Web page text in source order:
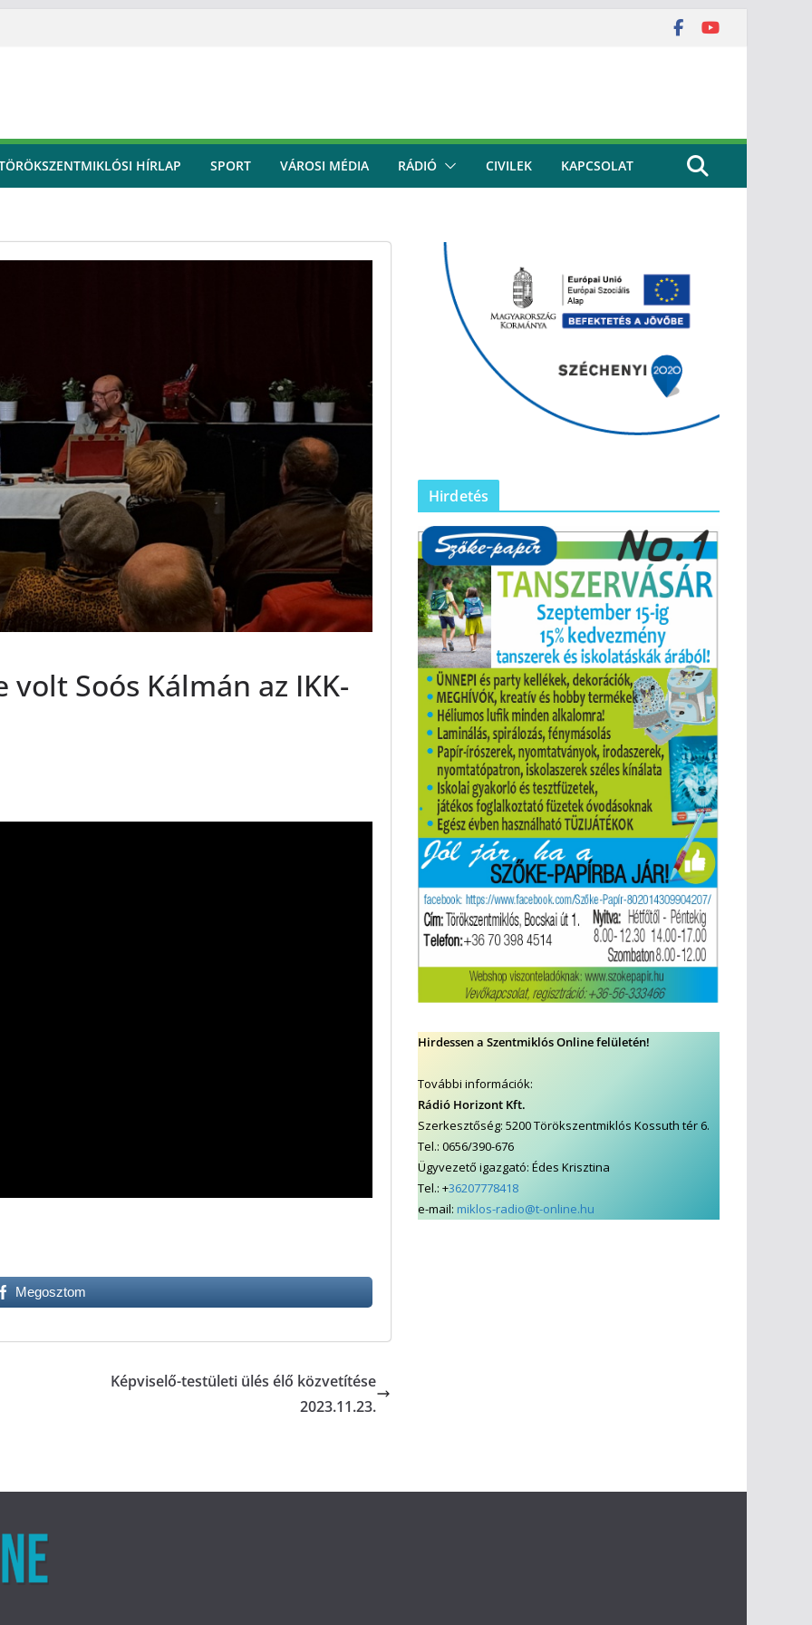
HÍRLAP SPORT VÁROSI MÉDIA RÁDIÓ CIVILEK KAPCSOLAT
Soós Kálmán az IKK-
Megosztom
Képviselő-testületi ülés élő közvetítése
2023.11.23.
Hirdetés
Hirdessen a Szentmiklós Online felületén!
További információk:
Rádió Horizont Kft.
Szerkesztőség: 5200 Törökszentmiklós Kossuth tér 6.
Tel.: 0656/390-676
Ügyvezető igazgató: Édes Krisztina
Tel.: +36207778418
e-mail: miklos-radio@t-online.hu